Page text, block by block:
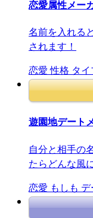
恋愛属性メー
名前を入れる
されます！
恋愛 性格 タ
遊園地デート
自分と相手の
たらどんな風
恋愛 もしも デ